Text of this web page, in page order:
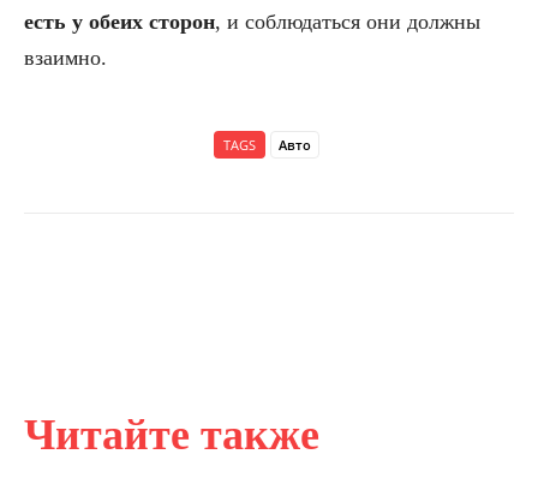
Читайте также
есть у обеих сторон, и соблюдаться они должны
взаимно.
TAGS Авто